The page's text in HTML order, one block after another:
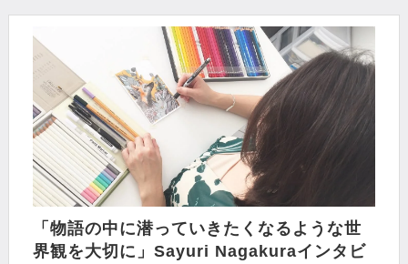
「物語の中に潜っていきたくなるような世
界観を大切に」Sayuri Nagakuraインタビ